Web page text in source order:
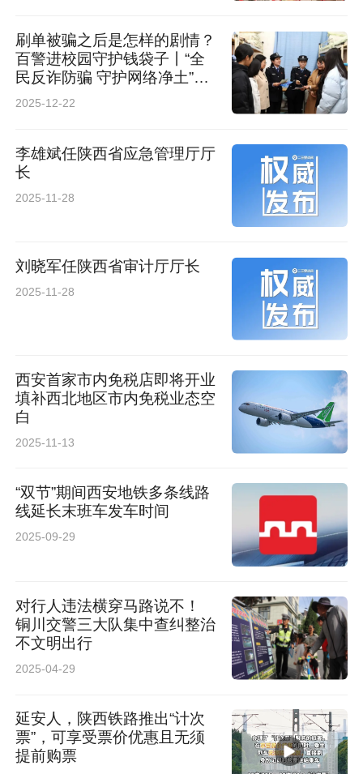
刷单被骗之后是怎样的剧情？
百警进校园守护钱袋子丨“全
民反诈防骗 守护网络净土”网
络传播系列活动
2025-12-22
李雄斌任陕西省应急管理厅厅
长
2025-11-28
刘晓军任陕西省审计厅厅长
2025-11-28
西安首家市内免税店即将开业
填补西北地区市内免税业态空
白
2025-11-13
“双节”期间西安地铁多条线路
线延长末班车发车时间
2025-09-29
对行人违法横穿马路说不！
铜川交警三大队集中查纠整治
不文明出行
2025-04-29
延安人，陕西铁路推出“计次
票”，可享受票价优惠且无须
提前购票